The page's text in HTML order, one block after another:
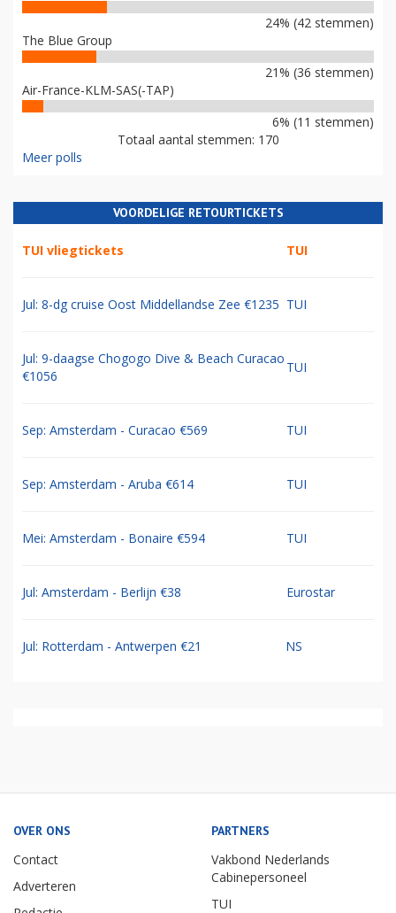
24% (42 stemmen)
The Blue Group
21% (36 stemmen)
Air-France-KLM-SAS(-TAP)
6% (11 stemmen)
Totaal aantal stemmen: 170
Meer polls
VOORDELIGE RETOURTICKETS
TUI vliegtickets TUI
Jul: 8-dg cruise Oost Middellandse Zee €1235 TUI
Jul: 9-daagse Chogogo Dive & Beach Curacao
€1056
TUI
Sep: Amsterdam - Curacao €569 TUI
Sep: Amsterdam - Aruba €614 TUI
Mei: Amsterdam - Bonaire €594 TUI
Jul: Amsterdam - Berlijn €38 Eurostar
Jul: Rotterdam - Antwerpen €21 NS
OVER ONS
Contact
Adverteren
PARTNERS
Vakbond Nederlands
Cabinepersoneel
TUI